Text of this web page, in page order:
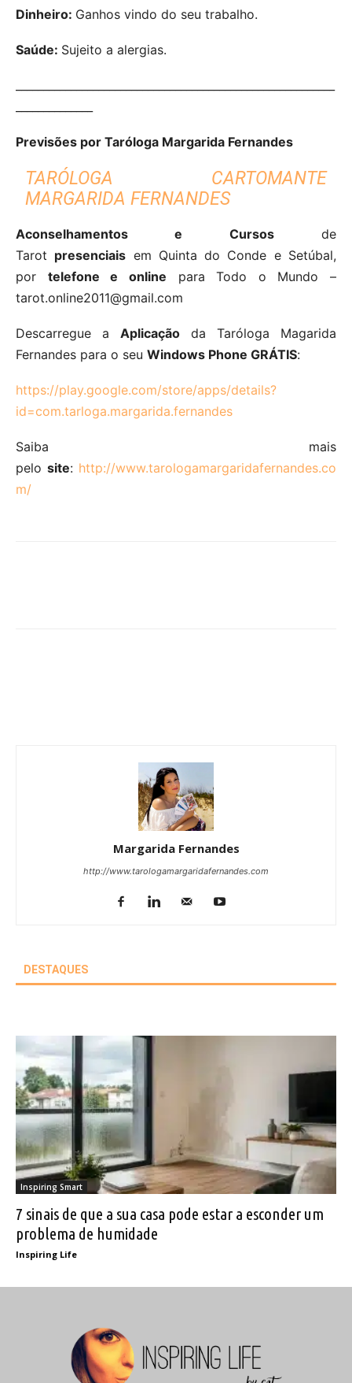
Dinheiro: Ganhos vindo do seu trabalho.
Saúde: Sujeito a alergias.
Previsões por Taróloga Margarida Fernandes
TARÓLOGA CARTOMANTE
MARGARIDA FERNANDES
Aconselhamentos e Cursosde
Tarot presenciais em Quinta do Conde e Setúbal,
por telefone e online para Todo o Mundo –
tarot.online2011@gmail.com
Descarregue a Aplicação da Taróloga Magarida
Fernandes para o seu Windows Phone GRÁTIS:
https://play.google.com/store/apps/details?
id=com.tarloga.margarida.fernandes
Saiba mais
pelo site: http://www.tarologamargaridafernandes.co
m/
Margarida Fernandes
http://www.tarologamargaridafernandes.com
DESTAQUES
Inspiring Smart
7 sinais de que a sua casa pode estar a esconder um
problema de humidade
Inspiring Life